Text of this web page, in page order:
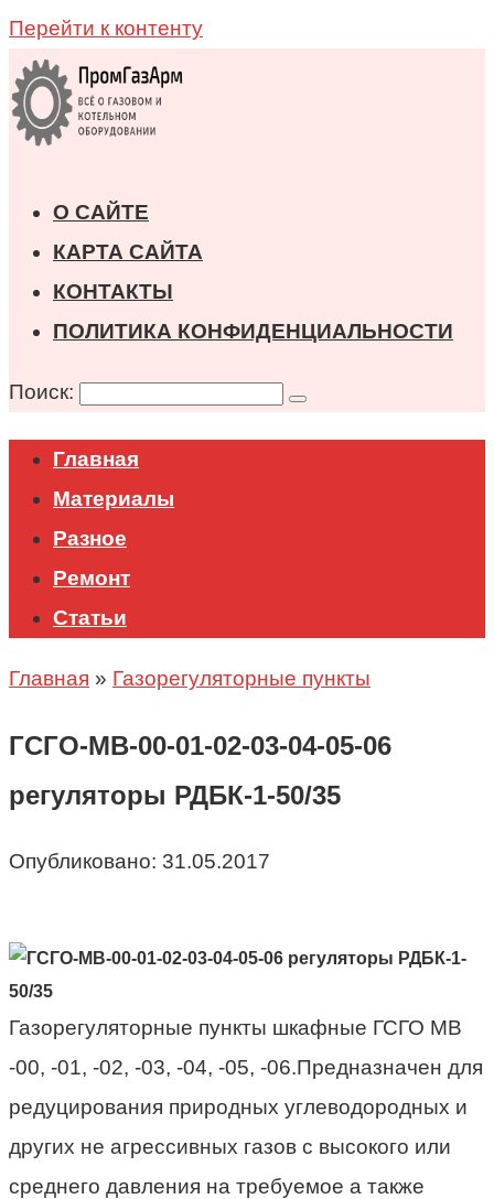
Перейти к контенту
О САЙТЕ
КАРТА САЙТА
КОНТАКТЫ
ПОЛИТИКА КОНФИДЕНЦИАЛЬНОСТИ
Поиск:
Главная
Материалы
Разное
Ремонт
Статьи
Главная » Газорегуляторные пункты
ГСГО-МВ-00-01-02-03-04-05-06
регуляторы РДБК-1-50/35
Опубликовано: 31.05.2017
Газорегуляторные пункты шкафные ГСГО МВ
-00, -01, -02, -03, -04, -05, -06.Предназначен для
редуцирования природных углеводородных и
других не агрессивных газов с высокого или
среднего давления на требуемое а также